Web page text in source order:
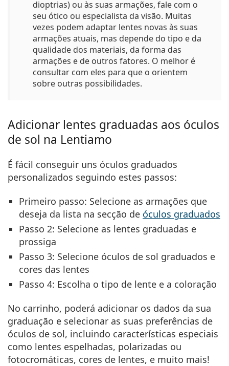
dioptrias) ou às suas armações, fale com o
seu ótico ou especialista da visão. Muitas
vezes podem adaptar lentes novas às suas
armações atuais, mas depende do tipo e da
qualidade dos materiais, da forma das
armações e de outros fatores. O melhor é
consultar com eles para que o orientem
sobre outras possibilidades.
Adicionar lentes graduadas aos óculos
de sol na Lentiamo
É fácil conseguir uns óculos graduados
personalizados seguindo estes passos:
Primeiro passo: Selecione as armações que
deseja da lista na secção de óculos graduados
Passo 2: Selecione as lentes graduadas e
prossiga
Passo 3: Selecione óculos de sol graduados e
cores das lentes
Passo 4: Escolha o tipo de lente e a coloração
No carrinho, poderá adicionar os dados da sua
graduação e selecionar as suas preferências de
óculos de sol, incluindo características especiais
como lentes espelhadas, polarizadas ou
fotocromáticas, cores de lentes, e muito mais!